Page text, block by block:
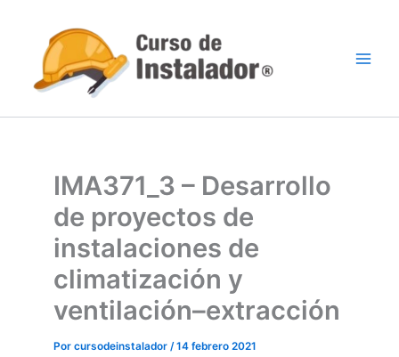
contenido
IMA371_3 – Desarrollo
de proyectos de
instalaciones de
climatización y
ventilación–extracción
Por cursodeinstalador /14 febrero 2021